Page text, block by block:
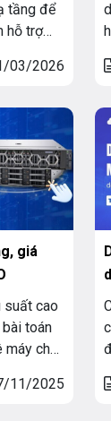
tầng để
hỗ trợ
bảo hiệu
đãi,
hấp
03/2026
giá
suất cao
toán
máy chủ
tư ban
11/2025